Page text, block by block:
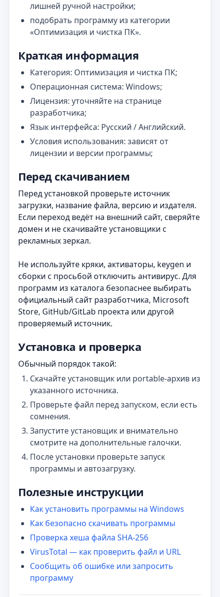
лишней ручной настройки;
подобрать программу из категории
«Оптимизация и чистка ПК».
Краткая информация
Категория: Оптимизация и чистка ПК;
Операционная система: Windows;
Лицензия: уточняйте на странице
разработчика;
Язык интерфейса: Русский / Английский.
Условия использования: зависят от
лицензии и версии программы;
Перед скачиванием
Перед установкой проверьте источник
загрузки, название файла, версию и издателя.
Если переход ведёт на внешний сайт, сверяйте
домен и не скачивайте установщики с
рекламных зеркал.
Не используйте кряки, активаторы, keygen и
сборки с просьбой отключить антивирус. Для
программ из каталога безопаснее выбирать
официальный сайт разработчика, Microsoft
Store, GitHub/GitLab проекта или другой
проверяемый источник.
Установка и проверка
Обычный порядок такой:
Скачайте установщик или portable-архив из
указанного источника.
Проверьте файл перед запуском, если есть
сомнения.
Запустите установщик и внимательно
смотрите на дополнительные галочки.
После установки проверьте запуск
программы и автозагрузку.
Полезные инструкции
Как установить программы на Windows
Как безопасно скачивать программы
Проверка хеша файла SHA-256
VirusTotal — как проверить файл и URL
Сообщить об ошибке или запросить
программу